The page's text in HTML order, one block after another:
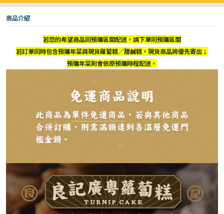
商品介紹
若您的希望商品同預購區間配送，請下單同預購區間
若訂單同時包含預購年菜與現貨蘿蔔糕／甜鹹糕，現貨商品將優先寄出；
預購年菜則會依原預購時程配送。